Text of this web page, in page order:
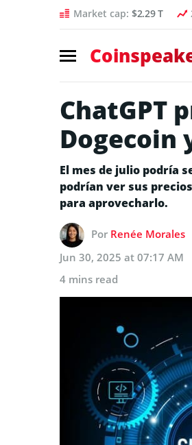
Market cap: $2.29 T
ChatGPT
Dogecoin
El mes de julio podría
podrían ver sus
para aprovecharlo.
Por Renée Morales
Jun 30, 2025 at 07:17 AM
4 mins read